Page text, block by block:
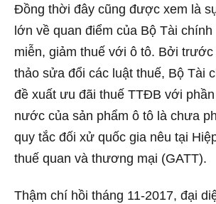
Đồng thời đây cũng được xem là
lớn về quan điểm của Bộ Tài
miễn, giảm thuế với ô tô. Bởi
thảo sửa đổi các luật thuế, Bộ Tài
đề xuất ưu đãi thuế TTĐB với
nước của sản phẩm ô tô là chưa
quy tắc đối xử quốc gia nêu tại
thuế quan và thương mại (GATT).
Thậm chí hồi tháng 11-2017, đại